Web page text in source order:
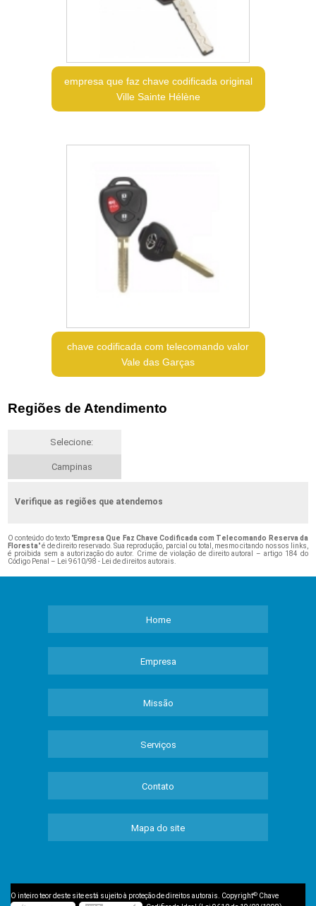
empresa que faz chave codificada original
Ville Sainte Hélène
chave codificada com telecomando valor
Vale das Garças
Regiões de Atendimento
Selecione:
Campinas
Verifique as regiões que atendemos
O conteúdo do texto "Empresa Que Faz Chave Codificada com Telecomando Reserva da
Floresta" é de direito reservado. Sua reprodução, parcial ou total, mesmo citando nossos links,
é proibida sem a autorização do autor. Crime de violação de direito autoral – artigo 184 do
Código Penal – Lei 9610/98 - Lei de direitos autorais.
Home
Empresa
Missão
Serviços
Contato
Mapa do site
O inteiro teor deste site está sujeito à proteção de direitos autorais. Copyright© Chave